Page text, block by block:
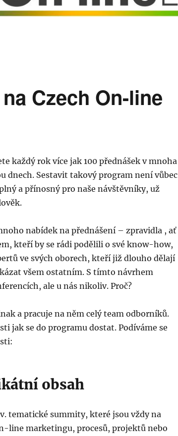
Czech On-line
každý rok více jak 100 přednášek v mnoha
dnech. Sestavit takový program není vůbec
a přínosný pro naše návštěvníky, už
nabídek na přednášení – zpravidla , ať
kteří by se rádi podělili o své know-how,
ve svých oborech, kteří již dlouho dělají
všem ostatním. S tímto návrhem
ale u nás nikoliv. Proč?
a pracuje na něm celý team odborníků.
jak se do programu dostat. Podíváme se
obsah
tematické summity, které jsou vždy na
line marketingu, procesů, projektů nebo